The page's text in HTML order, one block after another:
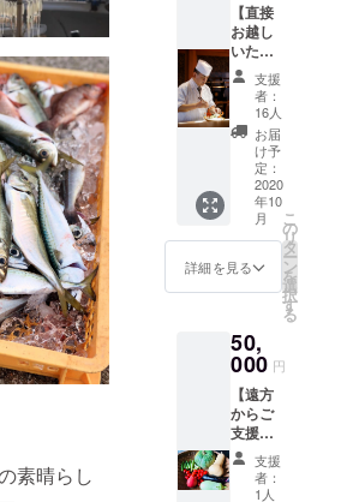
素晴らし
【直接
お越し
いただ
ける
方】 楊
貴館料
理長お
すすめ
会席ペ
ア 未
来お食
事チ
ケット
＋お礼
のお手
よって
内容が
変わり
ます ※
ご利用
期限
は、
2022年
12月31
支援
者：
16人
お届
け予
定：
2020
年10
月
詳細を見る
こ
の
リ
タ
ー
ン
を
選
択
す
る
50,
000 円
【遠方
からご
支援い
ただけ
る方】
北浦の
支援
者：
1人